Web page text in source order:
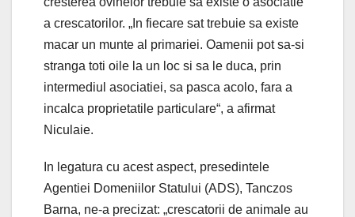
a crescatorilor. „In fiecare sat trebuie sa existe
macar un munte al primariei. Oamenii pot sa-si
stranga toti oile la un loc si sa le duca, prin
intermediul asociatiei, sa pasca acolo, fara a
incalca proprietatile particulare“, a afirmat
Niculaie.
In legatura cu acest aspect, presedintele
Agentiei Domeniilor Statului (ADS), Tanczos
Barna, ne-a precizat: „crescatorii de animale au